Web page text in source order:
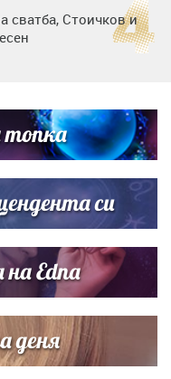
сватба, Стоичков и
във ВИП гостите на
топка
си
Edna
деня